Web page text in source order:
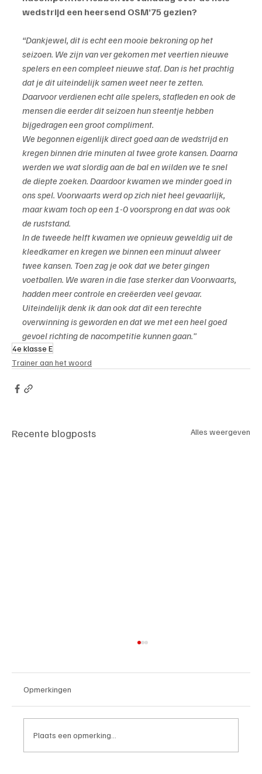
wedstrijd een heersend OSM’75 gezien?
“Dankjewel, dit is echt een mooie bekroning op het
seizoen. We zijn van ver gekomen met veertien nieuwe
spelers en een compleet nieuwe staf. Dan is het prachtig
dat je dit uiteindelijk samen weet neer te zetten.
Daarvoor verdienen echt alle spelers, stafleden en ook de
mensen die eerder dit seizoen hun steentje hebben
bijgedragen een groot compliment.
We begonnen eigenlijk direct goed aan de wedstrijd en
kregen binnen drie minuten al twee grote kansen. Daarna
werden we wat slordig aan de bal en wilden we te snel
de diepte zoeken. Daardoor kwamen we minder goed in
ons spel. Voorwaarts werd op zich niet heel gevaarlijk,
maar kwam toch op een 1-0 voorsprong en dat was ook
de ruststand.
In de tweede helft kwamen we opnieuw geweldig uit de
kleedkamer en kregen we binnen een minuut alweer
twee kansen. Toen zag je ook dat we beter gingen
voetballen. We waren in die fase sterker dan Voorwaarts,
hadden meer controle en creëerden veel gevaar.
Uiteindelijk denk ik dan ook dat dit een terechte
overwinning is geworden en dat we met een heel goed
gevoel richting de nacompetitie kunnen gaan.”
4e klasse E
Trainer aan het woord
Recente blogposts Alles weergeven
Opmerkingen
Plaats een opmerking...